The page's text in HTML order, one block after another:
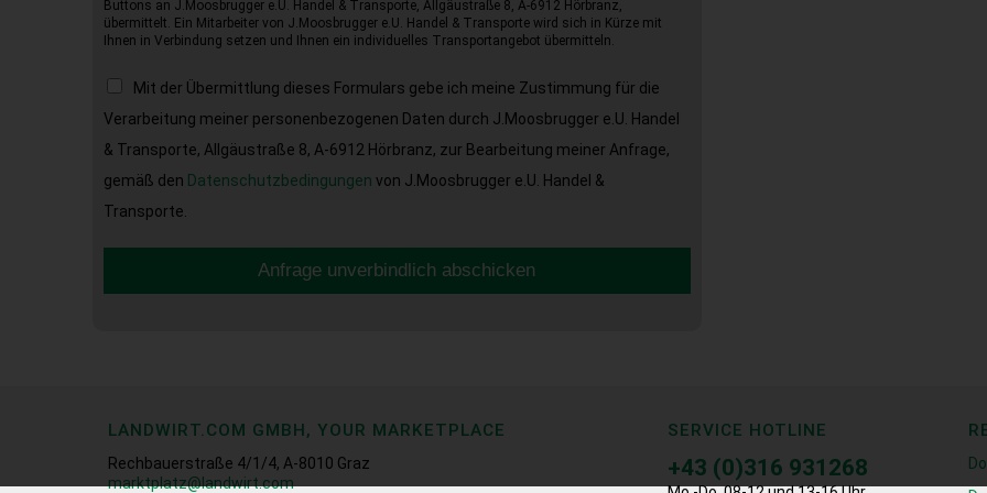
Buttons an J.Moosbrugger e.U. Handel & Transporte, Allgäustraße 8, A-6912 Hörbranz,
übermittelt. Ein Mitarbeiter von J.Moosbrugger e.U. Handel & Transporte wird sich in Kürze mit
Ihnen in Verbindung setzen und Ihnen ein individuelles Transportangebot übermitteln.
Mit der Übermittlung dieses Formulars gebe ich meine Zustimmung für die
Verarbeitung meiner personenbezogenen Daten durch J.Moosbrugger e.U. Handel
& Transporte, Allgäustraße 8, A-6912 Hörbranz, zur Bearbeitung meiner Anfrage,
gemäß den Datenschutzbedingungen von J.Moosbrugger e.U. Handel &
Transporte.
Anfrage unverbindlich abschicken
LANDWIRT.COM GMBH, YOUR MARKETPLACE
Rechbauerstraße 4/1/4, A-8010 Graz
marktplatz@landwirt.com
SERVICE HOTLINE
+43 (0)316 931268